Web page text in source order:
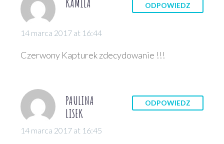
14 marca 2017 at 16:44
ODPOWIEDZ
Czerwony Kapturek zdecydowanie !!!
PAULINA
LISEK
14 marca 2017 at 16:45
ODPOWIEDZ